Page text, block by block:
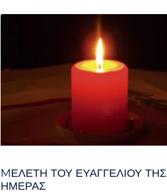
MΕΛΈΤΗ ΤΟΥ ΕΥΑΓΓΕΛΊΟΥ ΤΗΣ
ΗΜΈΡΑΣ